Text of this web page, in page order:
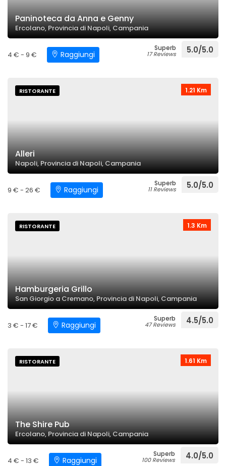
Paninoteca da Anna e Genny
Ercolano, Provincia di Napoli, Campania
4 € - 9 € Raggiungi
Superb
17 Reviews 5.0/5.0
1.21 Km
RISTORANTE
Alleri
Napoli, Provincia di Napoli, Campania
9 € - 26 € Raggiungi
Superb
11 Reviews 5.0/5.0
1.3 Km
RISTORANTE
Hamburgeria Grillo
San Giorgio a Cremano, Provincia di Napoli, Campania
3 € - 17 € Raggiungi
Superb
47 Reviews 4.5/5.0
1.61 Km
RISTORANTE
The Shire Pub
Ercolano, Provincia di Napoli, Campania
4 € - 13 € Raggiungi
Superb
100 Reviews 4.0/5.0